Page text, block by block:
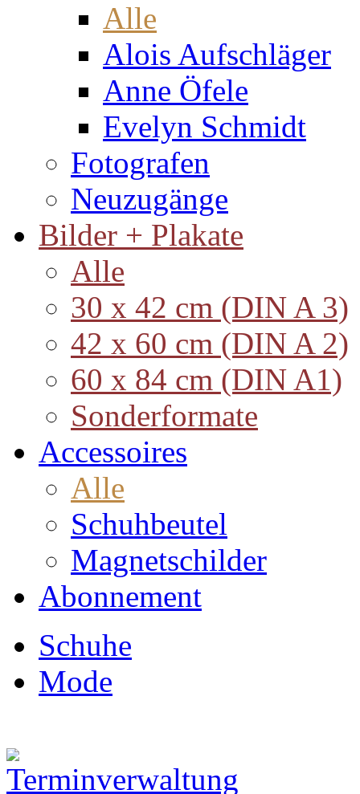
Alle
Alois Aufschläger
Anne Öfele
Evelyn Schmidt
Fotografen
Neuzugänge
Bilder + Plakate
Alle
30 x 42 cm (DIN A 3)
42 x 60 cm (DIN A 2)
60 x 84 cm (DIN A1)
Sonderformate
Accessoires
Alle
Schuhbeutel
Magnetschilder
Abonnement
Schuhe
Mode